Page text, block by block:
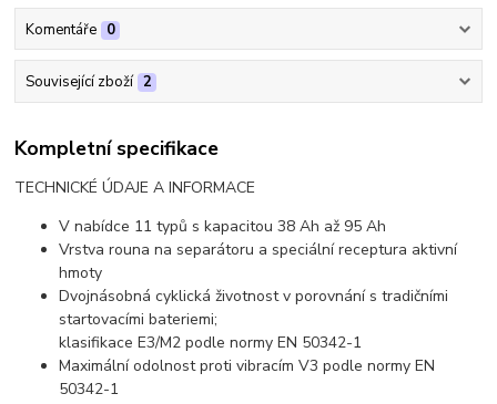
Komentáře 0
Související zboží 2
Kompletní specifikace
TECHNICKÉ ÚDAJE A INFORMACE
V nabídce 11 typů s kapacitou 38 Ah až 95 Ah
Vrstva rouna na separátoru a speciální receptura aktivní
hmoty
Dvojnásobná cyklická životnost v porovnání s tradičními
startovacími bateriemi;
klasifikace E3/M2 podle normy EN 50342-1
Maximální odolnost proti vibracím V3 podle normy EN
50342-1